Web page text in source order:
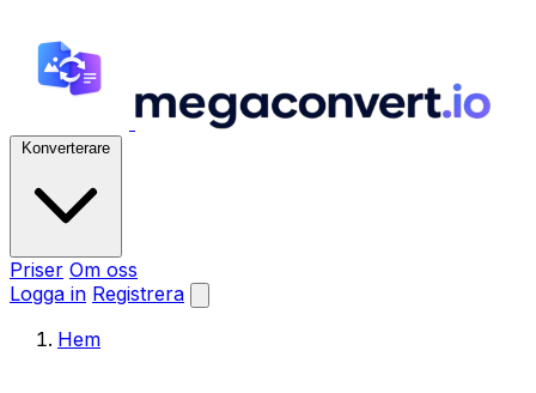
Konverterare
Priser Om oss
Logga in Registrera
Hem